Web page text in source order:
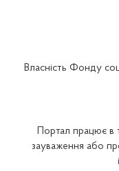
Закарпатське
Запорізьке відділення
Власність Фонду
Портал працює
зауваження або